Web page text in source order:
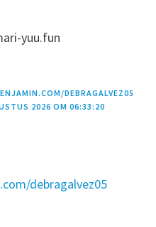
yuu.fun
DEBRAGALVEZ05
2026 OM 06:33:20
debragalvez05